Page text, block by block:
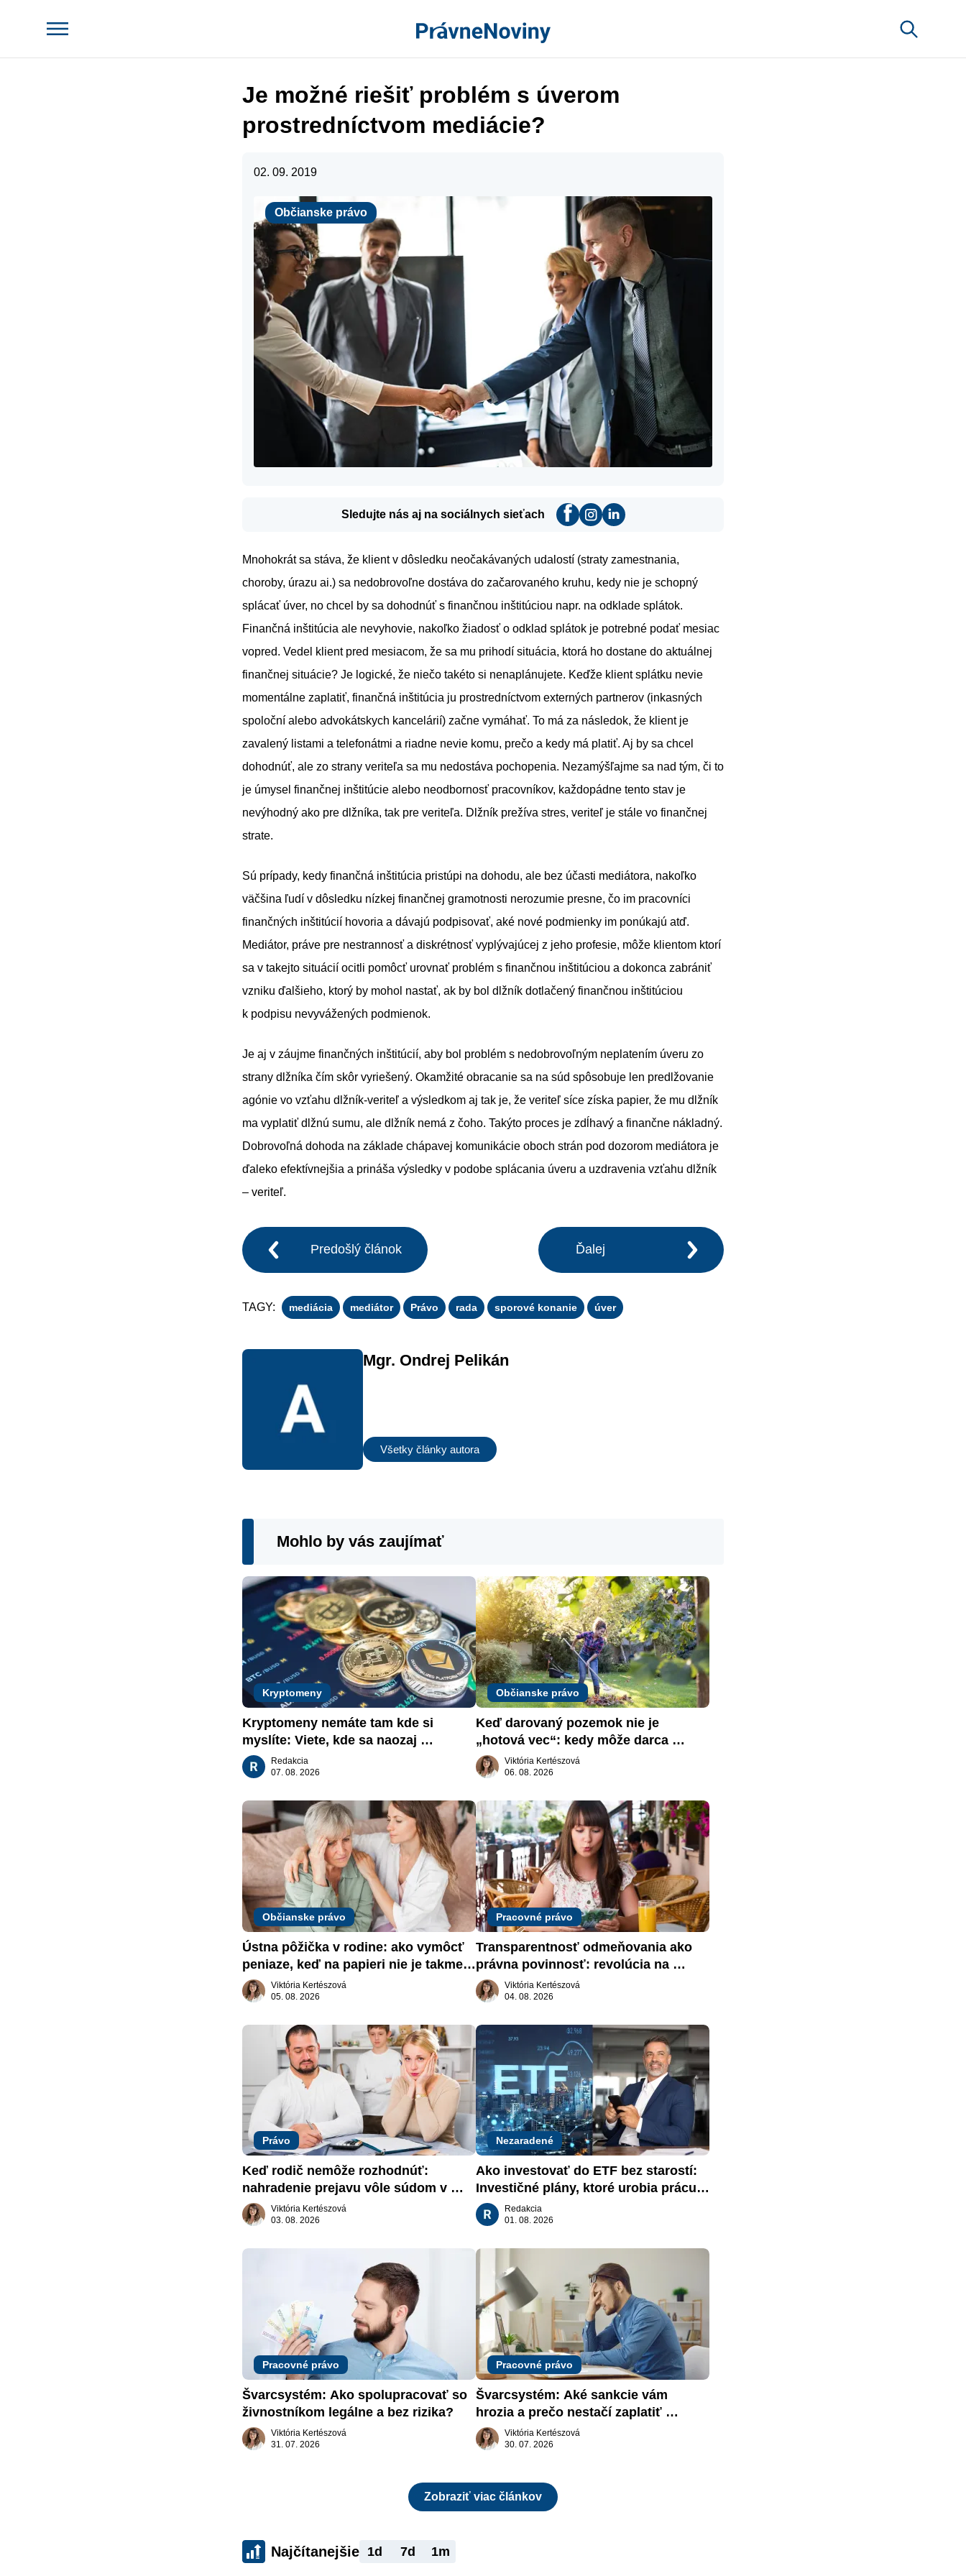
Je možné riešiť problém s úverom
prostredníctvom mediácie?
02. 09. 2019
Občianske právo
Občianske právo
Sledujte nás aj na sociálnych sieťach
Mnohokrát sa stáva, že klient v dôsledku neočakávaných udalostí (straty zamestnania,
choroby, úrazu ai.) sa nedobrovoľne dostáva do začarovaného kruhu, kedy nie je schopný
splácať úver, no chcel by sa dohodnúť s finančnou inštitúciou napr. na odklade splátok.
Finančná inštitúcia ale nevyhovie, nakoľko žiadosť o odklad splátok je potrebné podať mesiac
vopred. Vedel klient pred mesiacom, že sa mu prihodí situácia, ktorá ho dostane do aktuálnej
finančnej situácie? Je logické, že niečo takéto si nenaplánujete. Keďže klient splátku nevie
momentálne zaplatiť, finančná inštitúcia ju prostredníctvom externých partnerov (inkasných
spoloční alebo advokátskych kancelárií) začne vymáhať. To má za následok, že klient je
zavalený listami a telefonátmi a riadne nevie komu, prečo a kedy má platiť. Aj by sa chcel
dohodnúť, ale zo strany veriteľa sa mu nedostáva pochopenia. Nezamýšľajme sa nad tým, či to
je úmysel finančnej inštitúcie alebo neodbornosť pracovníkov, každopádne tento stav je
nevýhodný ako pre dlžníka, tak pre veriteľa. Dlžník prežíva stres, veriteľ je stále vo finančnej
strate.
Sú prípady, kedy finančná inštitúcia pristúpi na dohodu, ale bez účasti mediátora, nakoľko
väčšina ľudí v dôsledku nízkej finančnej gramotnosti nerozumie presne, čo im pracovníci
finančných inštitúcií hovoria a dávajú podpisovať, aké nové podmienky im ponúkajú atď.
Mediátor, práve pre nestrannosť a diskrétnosť vyplývajúcej z jeho profesie, môže klientom ktorí
sa v takejto situácií ocitli pomôcť urovnať problém s finančnou inštitúciou a dokonca zabrániť
vzniku ďalšieho, ktorý by mohol nastať, ak by bol dlžník dotlačený finančnou inštitúciou
k podpisu nevyvážených podmienok.
Je aj v záujme finančných inštitúcií, aby bol problém s nedobrovoľným neplatením úveru zo
strany dlžníka čím skôr vyriešený. Okamžité obracanie sa na súd spôsobuje len predlžovanie
agónie vo vzťahu dlžník-veriteľ a výsledkom aj tak je, že veriteľ síce získa papier, že mu dlžník
ma vyplatiť dlžnú sumu, ale dlžník nemá z čoho. Takýto proces je zdĺhavý a finančne nákladný.
Dobrovoľná dohoda na základe chápavej komunikácie oboch strán pod dozorom mediátora je
ďaleko efektívnejšia a prináša výsledky v podobe splácania úveru a uzdravenia vzťahu dlžník
– veriteľ.
Predošlý článok Ďalej
TAGY: mediácia mediátor Právo rada sporové konanie úver
Mgr. Ondrej Pelikán
Všetky články autora
Mohlo by vás zaujímať
Kryptomeny
Kryptomeny nemáte tam kde si
myslíte: Viete, kde sa naozaj
nachádzajú?
Redakcia
07. 08. 2026
Občianske právo
Keď darovaný pozemok nie je
„hotová vec“: kedy môže darca
žiadať dar späť
Viktória Kertészová
06. 08. 2026
Občianske právo
Ústna pôžička v rodine: ako vymôcť
peniaze, keď na papieri nie je takmer
nič
Viktória Kertészová
05. 08. 2026
Pracovné právo
Transparentnosť odmeňovania ako
právna povinnosť: revolúcia na
slovenskom trhu práce
Viktória Kertészová
04. 08. 2026
Právo
Keď rodič nemôže rozhodnúť:
nahradenie prejavu vôle súdom v
záujme dieťaťa
Viktória Kertészová
03. 08. 2026
Nezaradené
Ako investovať do ETF bez starostí:
Investičné plány, ktoré urobia prácu
za vásRedakcia
01. 08. 2026
Pracovné právo
Švarcsystém: Ako spolupracovať so
živnostníkom legálne a bez rizika?
Viktória Kertészová
31. 07. 2026
Pracovné právo
Švarcsystém: Aké sankcie vám
hrozia a prečo nestačí zaplatiť
pokutu?Viktória Kertészová
30. 07. 2026
Zobraziť viac článkov
Najčítanejšie 1d 7d 1m